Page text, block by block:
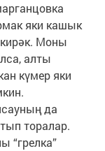
яки кашык
Моны
алты
күмер яки
да
торалар.
“грелка”